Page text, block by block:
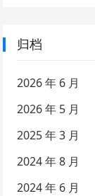
归档
2026 年 6 月
2026 年 5 月
2025 年 3 月
2024 年 8 月
2024 年 6 月